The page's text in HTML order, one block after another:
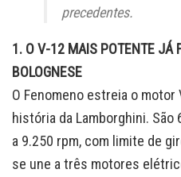
precedentes.
1. O V-12 MAIS POTENTE JÁ
BOLOGNESE
O Fenomeno estreia o
história da Lamborghini.
a 9.250 rpm, com limite de
se une a três motores